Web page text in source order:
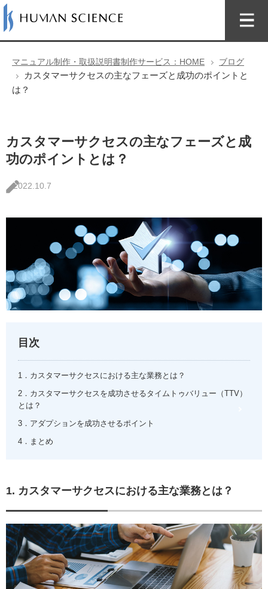
マニュアル制作・取扱説明書制作サービス：HOME ブログ
カスタマーサクセスの主なフェーズと成功のポイントと
は？
カスタマーサクセスの主なフェーズと成
功のポイントとは？
2022.10.7
目次
1．カスタマーサクセスにおける主な業務とは？
2．カスタマーサクセスを成功させるタイムトゥバリュー（TTV）
とは？
3．アダプションを成功させるポイント
4．まとめ
1. カスタマーサクセスにおける主な業務とは？